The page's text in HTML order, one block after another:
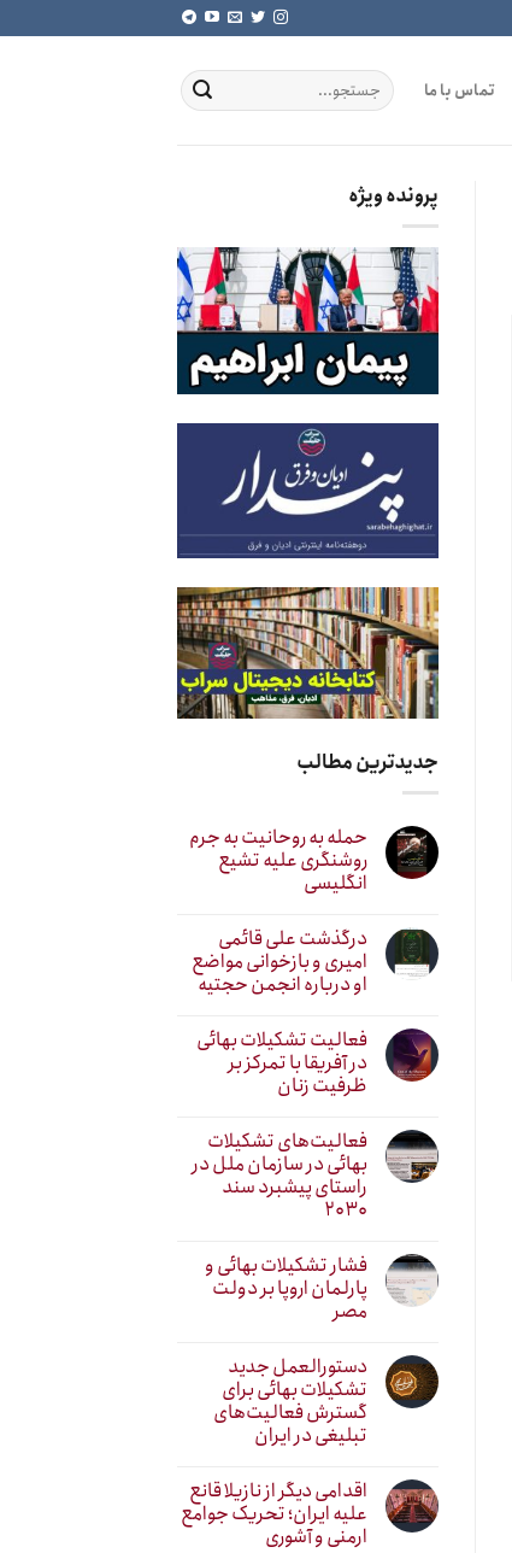
تماس با ما
پرونده ویژه
جدیدترین مطالب
حمله به روحانیت به جرم
روشنگری علیه تشیع
انگلیسی
درگذشت علی قائمی
امیری و بازخوانی مواضع
او درباره انجمن حجتیه
فعالیت تشکیلات بهائی
در آفریقا با تمرکز بر
ظرفیت زنان
فعالیت‌های تشکیلات
بهائی در سازمان ملل در
راستای پیشبرد سند
۲۰۳۰
فشار تشکیلات بهائی و
پارلمان اروپا بر دولت
مصر
دستورالعمل جدید
تشکیلات بهائی برای
گسترش فعالیت‌های
تبلیغی در ایران
اقدامی دیگر از نازیلا قانع
علیه ایران؛ تحریک جوامع
ارمنی و آشوری